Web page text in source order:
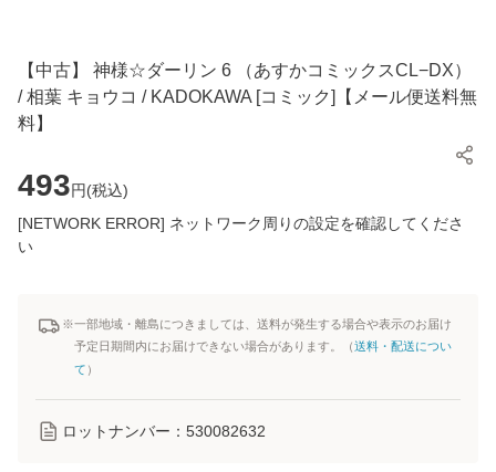
【中古】 神様☆ダーリン 6 （あすかコミックスCL−DX）
/ 相葉 キョウコ / KADOKAWA [コミック]【メール便送料無
料】
493円(税込)
[NETWORK ERROR] ネットワーク周りの設定を確認してくださ
い
※一部地域・離島につきましては、送料が発生する場合や表示のお届け
予定日期間内にお届けできない場合があります。（送料・配送につい
て ）
ロットナンバー： 530082632